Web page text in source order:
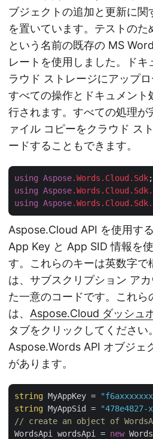
ブジェクトの追加と更新に関
を置いています。テストの
という名前の既存の MS
レートを使用しました。ドキ
ラウド ストレージにアップロ
すべての操作とドキュメント
行されます。すべての処理が
ァイル コピーをクラウド ス
ードすることもできます。
using Aspose.Words .Cloud .Sdk
using Aspose.Words .Cloud .Sdk
using Aspose.Words .Cloud .Sdk
Aspose.Cloud API を使用す
App Key と App SID 情報を
す。これらのキーは英数字で
は、サブスクリプション ア
た一意のコードです。これら
は、 Aspose.Cloud ダッシュ
タブをクリックしてください
Aspose.Words API オブジェ
があります。
string MyAppKey =
string MyAppSid = "478e4827-
// create an object of
WordsApi wordsApi = new